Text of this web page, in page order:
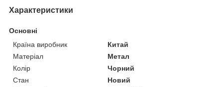
Характеристики
Основні
Країна виробник
Китай
Матеріал
Метал
Колір
Чорний
Стан
Новий